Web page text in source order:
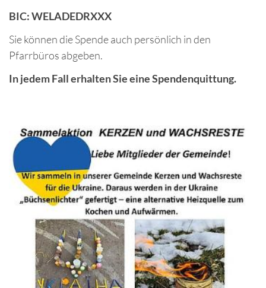
BIC: WELADEDRXXX
Sie können die Spende auch persönlich in den
Pfarrbüros abgeben.
In jedem Fall erhalten Sie eine Spendenquittung.